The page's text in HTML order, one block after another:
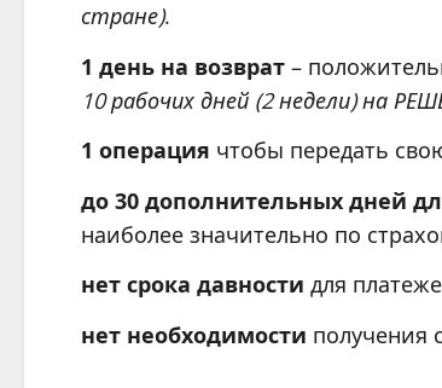
стране).
1 день на возврат –
10 рабочих дней (2 недели) на
1 операция чтобы передать
до 30 дополнительных дней
наиболее значительно по
нет срока давности для
нет необходимости получения